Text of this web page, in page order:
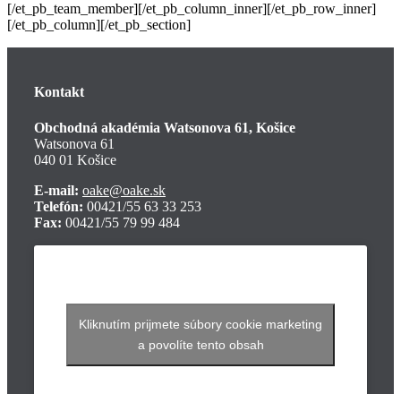
[/et_pb_team_member][/et_pb_column_inner][/et_pb_row_inner]
[/et_pb_column][/et_pb_section]
Kontakt
Obchodná akadémia Watsonova 61, Košice
Watsonova 61
040 01 Košice
E-mail: oake@oake.sk
Telefón: 00421/55 63 33 253
Fax: 00421/55 79 99 484
Kliknutím prijmete súbory cookie marketing
a povolíte tento obsah